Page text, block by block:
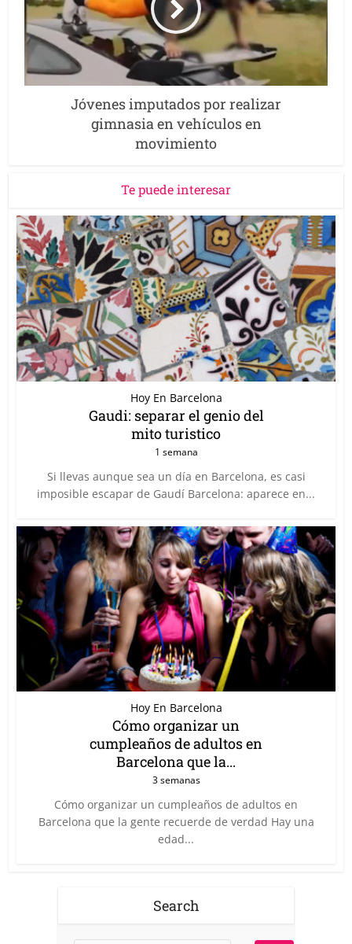
Jóvenes imputados por realizar
gimnasia en vehículos en
movimiento
Te puede interesar
Hoy En Barcelona
Gaudi: separar el genio del
mito turistico
1 semana
Si llevas aunque sea un día en Barcelona, es casi
imposible escapar de Gaudí Barcelona: aparece en...
Hoy En Barcelona
Cómo organizar un
cumpleaños de adultos en
Barcelona que la...
3 semanas
Cómo organizar un cumpleaños de adultos en
Barcelona que la gente recuerde de verdad Hay una
edad...
Search